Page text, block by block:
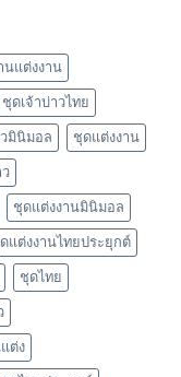
นแต่งงาน
ชุดเจ้าบ่าวไทย
มินิมอล ชุดแต่งงาน
ชุดแต่งงานมินิมอล
แต่งงานไทยประยุกต์
ชุดไทย
ต่ง